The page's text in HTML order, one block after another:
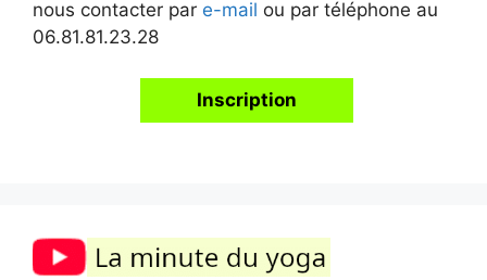
nous contacter par e-mail ou par téléphone au
06.81.81.23.28
Inscription